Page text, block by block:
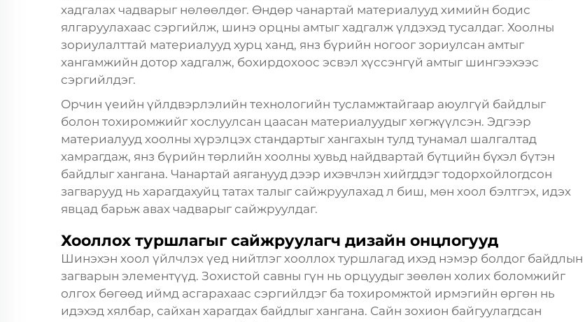
хадгалах чадварыг нөлөөлдөг. Өндөр чанартай материалууд химийн бодис
ялгаруулахаас сэргийлж, шинэ орцны амтыг хадгалж үлдэхэд тусалдаг. Хоолны
зориулалттай материалууд хурц ханд, янз бүрийн ногоог зориулсан амтыг
хангамжийн дотор хадгалж, бохирдохоос эсвэл хүссэнгүй амтыг шингээхээс
сэргийлдэг.
Орчин үеийн үйлдвэрлэлийн технологийн тусламжтайгаар аюулгүй байдлыг
болон тохиромжийг хослуулсан цаасан материалуудыг хөгжүүлсэн. Эдгээр
материалууд хоолны хүрэлцэх стандартыг хангахын тулд тунамал шалгалтад
хамрагдаж, янз бүрийн төрлийн хоолны хувьд найдвартай бүтцийн бүхэл бүтэн
байдлыг хангана. Чанартай аяганууд дээр ихэвчлэн хийгддэг тодорхойлогдсон
загварууд нь харагдахуйц татах талыг сайжруулахад л биш, мөн хоол бэлтгэх, идэх
явцад барьж авах чадварыг сайжруулдаг.
Хооллох туршлагыг сайжруулагч дизайн онцлогууд
Шинэхэн хоол үйлчлэх үед нийтлэг хооллох туршлагад ихэд нэмэр болдог байдлын
загварын элементүүд. Зохистой савны гүн нь орцуудыг зөөлөн холих боломжийг
олгох бөгөөд иймд асгарахаас сэргийлдэг ба тохиромжтой ирмэгийн өргөн нь
идэхэд хялбар, сайхан харагдах байдлыг хангана. Сайн зохион байгуулагдсан